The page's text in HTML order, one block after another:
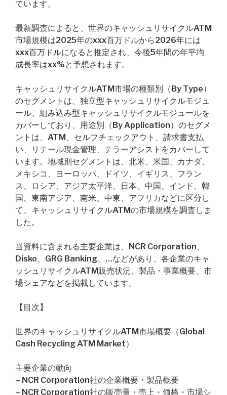
ています。
最新調査によると、世界のキャッシュリサイクルATM
市場規模は2025年のxxx百万ドルから2026年には
xxx百万ドルになると推定され、今後5年間の年平均
成長率はxx%と予想されます。
キャッシュリサイクルATM市場の種類別（By Type）
のセグメントは、独立型キャッシュリサイクルモジュ
ール、組み込み型キャッシュリサイクルモジュールを
カバーしており、用途別（By Application）のセグメ
ントは、ATM、セルフチェックアウト、請求書支払
い、リテール現金管理、テラーアシストをカバーして
います。地域別セグメントは、北米、米国、カナダ、
メキシコ、ヨーロッパ、ドイツ、イギリス、フラン
ス、ロシア、アジア太平洋、日本、中国、インド、韓
国、東南アジア、南米、中東、アフリカなどに区分し
て、キャッシュリサイクルATMの市場規模を調査しま
した。
当資料に含まれる主要企業は、NCR Corporation、
Disko、GRG Banking、…などがあり、各企業のキャ
ッシュリサイクルATM販売状況、製品・事業概要、市
場シェアなどを掲載しています。
【目次】
世界のキャッシュリサイクルATM市場概要（Global
Cash Recycling ATM Market）
主要企業の動向
– NCR Corporation社の企業概要・製品概要
– NCR Corporation社の販売量・売上・価格・市場シ